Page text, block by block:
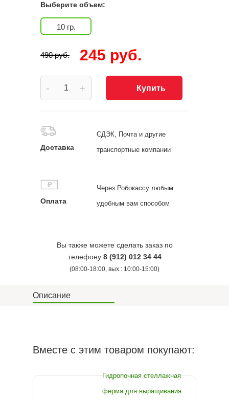
Выберите объем:
10 гр.
490 руб. 245 руб.
+
- Купить
Доставка
СДЭК, Почта и другие
транспортные компании
Оплата
Через Робокассу любым
удобным вам способом
Вы также можете сделать заказ по
телефону 8 (912) 012 34 44
(08:00-18:00, вых.: 10:00-15:00)
Описание
Вместе с этим товаром покупают:
Гидропонная стеллажная
ферма для выращивания